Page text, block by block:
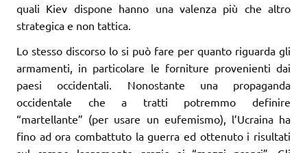
quali Kiev dispone hanno una valenza più che altro
strategica e non tattica.
Lo stesso discorso lo si può fare per quanto riguarda gli
armamenti, in particolare le forniture provenienti dai
paesi occidentali. Nonostante una propaganda
occidentale che a tratti potremmo definire
“martellante” (per usare un eufemismo), l’Ucraina ha
fino ad ora combattuto la guerra ed ottenuto i risultati